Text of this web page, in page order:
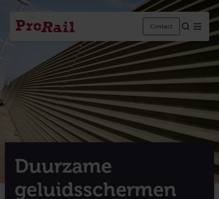
Navigatie
Homepage Contact
Duurzame
geluidsschermen